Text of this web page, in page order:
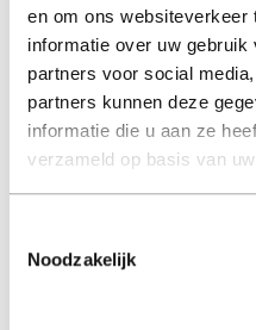
en om ons websiteverkeer
informatie over uw
partners voor social
partners kunnen deze
informatie die u aan ze
verzameld op basis van
Noodzakelijk
Sofietiviteit
sofie guns (auteur) |